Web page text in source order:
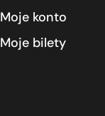
Moje konto
Moje bilety